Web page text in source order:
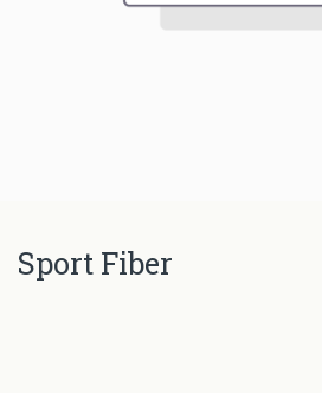
Sport Fiber